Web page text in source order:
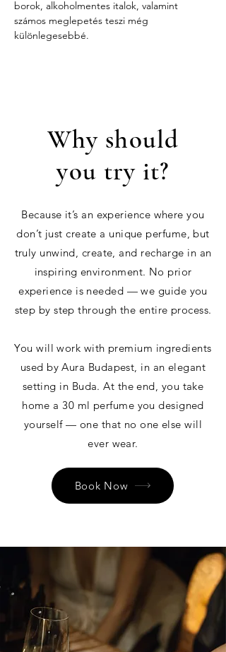
borok, alkoholmentes italok, valamint
számos meglepetés teszi még
különlegesebbé.
Why should
you try it?
Because it’s an experience where you
don’t just create a unique perfume, but
truly unwind, create, and recharge in an
inspiring environment. No prior
experience is needed — we guide you
step by step through the entire process.
You will work with premium ingredients
used by Aura Budapest, in an elegant
setting in Buda. At the end, you take
home a 30 ml perfume you designed
yourself — one that no one else will
ever wear.
Book Now